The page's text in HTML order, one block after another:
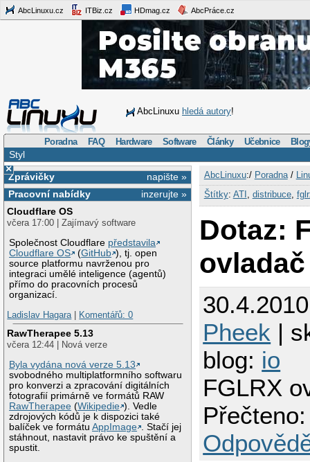
AbcLinuxu.cz ITBiz.cz HDmag.cz AbcPráce.cz
AbcLinuxu hledá autory!
Poradna FAQ Hardware Software Články Učebnice
Styl
×
napište »
Zprávičky
inzerujte »
Pracovní nabídky
Cloudflare OS
včera 17:00 | Zajímavý software
Společnost Cloudflare představila
Cloudflare OS
(GitHub ), tj. open
source platformu navrženou pro
integraci umělé inteligence (agentů)
přímo do pracovních procesů
organizací.
Ladislav Hagara| Komentářů: 0
RawTherapee 5.13
včera 12:44 | Nová verze
Byla vydána nová verze 5.13
svobodného multiplatformního softwaru
pro konverzi a zpracování digitálních
fotografií primárně ve formátů RAW
RawTherapee (Wikipedie ). Vedle
zdrojových kódů je k dispozici také
balíček ve formátuAppImage
. Stačí jej
stáhnout, nastavit právo ke spuštění a
spustit.
AbcLinuxu:/ Poradna/
Štítky: ATI distribuce,
Dotaz:
ovladač
Pheek |
blog: io
FGLRX